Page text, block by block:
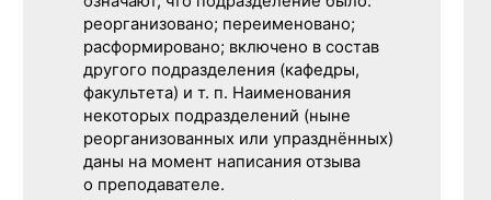
реорганизовано; переименовано;
расформировано; включено в состав
другого подразделения (кафедры,
факультета) и т. п. Наименования
некоторых подразделений (ныне
реорганизованных или упразднённых)
даны на момент написания отзыва
о преподавателе.